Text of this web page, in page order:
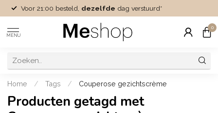
Voor 21:00 besteld, dezelfde dag verstuurd*
MENU
0
Home / Tags / Couperose gezichtscrème
Producten getagd met